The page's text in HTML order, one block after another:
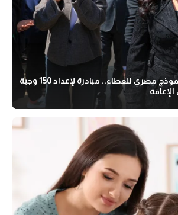
«مطبخ الملائكة» نموذج مصري للعطاء.. مبادرة لإعداد 150 وجبة